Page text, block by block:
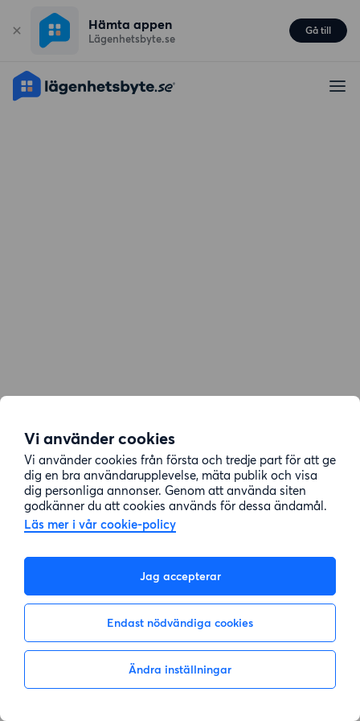
Vi använder cookies
Vi använder cookies från första och tredje part för att ge
dig en bra användarupplevelse, mäta publik och visa
dig personliga annonser. Genom att använda siten
godkänner du att cookies används för dessa ändamål.
Läs mer i vår cookie-policy
Jag accepterar
Endast nödvändiga cookies
Ändra inställningar
Hämta appen
Lägenhetsbyte.se
Gå till